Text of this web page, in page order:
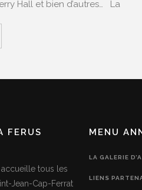
Hall et bien d’autres… La
FERUS
accueille tous les
Jean-Cap-Ferrat
MENU
LA GALERIE
LIENS